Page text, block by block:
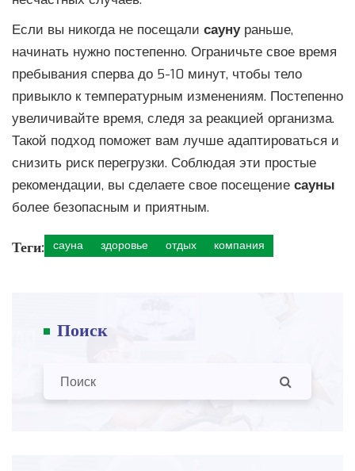
Если вы никогда не посещали саунураньше,
начинать нужно постепенно. Ограничьте свое время
пребывания сперва до 5-10 минут, чтобы тело
привыкло к температурным изменениям. Постепенно
увеличивайте время, следя за реакцией организма.
Такой подход поможет вам лучше адаптироваться и
снизить риск перегрузки. Соблюдая эти простые
рекомендации, вы сделаете свое посещение сауны
более безопасным и приятным.
Теги: сауна здоровье отдых компания
Поиск